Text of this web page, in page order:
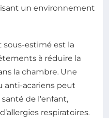
un environnement
sous-estimé est la
à réduire la
la chambre. Une
anti-acariens peut
de l’enfant,
respiratoires.